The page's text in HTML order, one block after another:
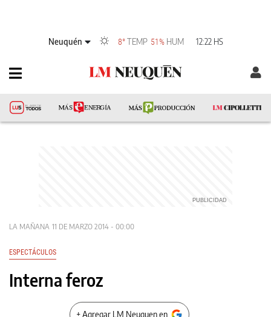
Neuquén 8° TEMP 51% HUM 12:22 HS
LA MAÑANA 11 DE MARZO 2014 - 00:00
ESPECTÁCULOS
Interna feroz
+ Agregar LM Neuquen en